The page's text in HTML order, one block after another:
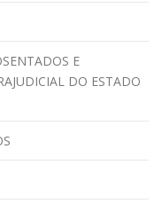
E
DO ESTADO